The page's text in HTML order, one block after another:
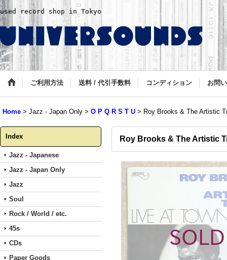
used record shop in Tokyo
ご利用方法 送料 / 代引手数料 コンディション お問
Home > Jazz - Japan Only > O P Q R S T U > Roy Brooks & The Artistic
Index
Jazz - Japanese
Jazz - Japan Only
Jazz
Soul
Rock / World / etc.
45s
CDs
Paper Goods
Roy Brooks & The Artistic